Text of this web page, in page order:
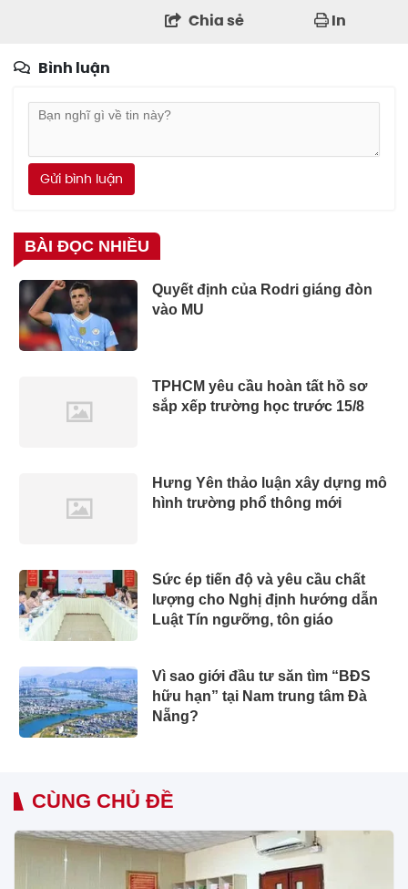
Chia sẻ In
Bình luận
Gửi bình luận
BÀI ĐỌC NHIỀU
Quyết định của Rodri giáng đòn
vào MU
TPHCM yêu cầu hoàn tất hồ sơ
sắp xếp trường học trước 15/8
Hưng Yên thảo luận xây dựng mô
hình trường phổ thông mới
Sức ép tiến độ và yêu cầu chất
lượng cho Nghị định hướng dẫn
Luật Tín ngưỡng, tôn giáo
Vì sao giới đầu tư săn tìm “BĐS
hữu hạn” tại Nam trung tâm Đà
Nẵng?
CÙNG CHỦ ĐỀ